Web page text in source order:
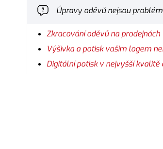
Úpravy oděvů nejsou problém
Zkracování oděvů na prodejnách
Výšivka a potisk vašim logem
Digitální potisk v nejvyšší kvalitě